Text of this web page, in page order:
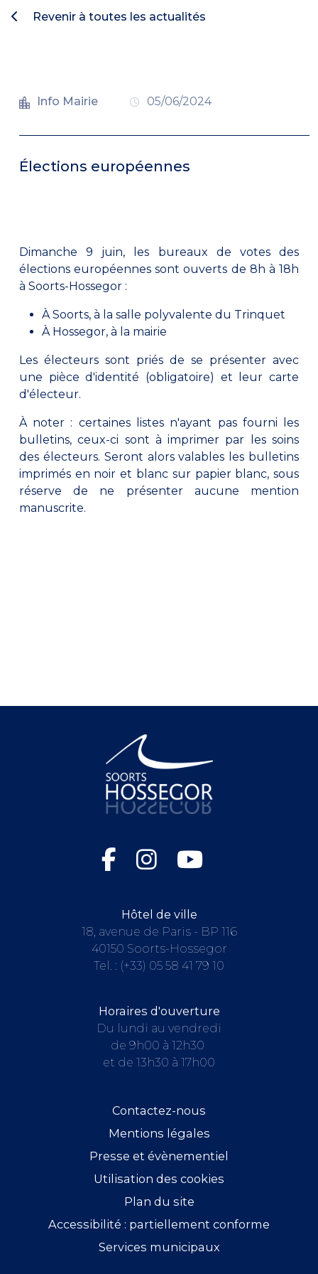
Revenir à toutes les actualités
Info Mairie 05/06/2024
Élections européennes
Dimanche 9 juin, les bureaux de votes des
élections européennes sont ouverts de 8h à 18h
à Soorts-Hossegor :
À Soorts, à la salle polyvalente du Trinquet
À Hossegor, à la mairie
Les électeurs sont priés de se présenter avec
une pièce d'identité (obligatoire) et leur carte
d'électeur.
À noter : certaines listes n'ayant pas fourni les
bulletins, ceux-ci sont à imprimer par les soins
des électeurs. Seront alors valables les bulletins
imprimés en noir et blanc sur papier blanc, sous
réserve de ne présenter aucune mention
manuscrite.
Hôtel de ville
18, avenue de Paris - BP 116
40150 Soorts-Hossegor
Tel. : (+33) 05 58 41 79 10
Horaires d'ouverture
Du lundi au vendredi
de 9h00 à 12h30
et de 13h30 à 17h00
Contactez-nous
Mentions légales
Presse et évènementiel
Utilisation des cookies
Plan du site
Accessibilité : partiellement conforme
Services municipaux